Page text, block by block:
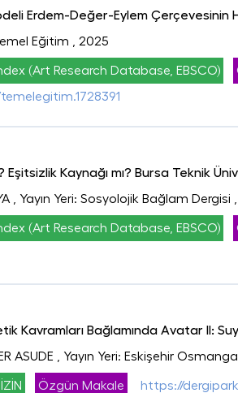
Erdem-Değer-Eylem Çerçevesinin
Eğitim , 2025
(Art Research Database, EBSCO)
Eşitsizlik Kaynağı mı? Bursa Teknik
, Yayın Yeri: Sosyolojik Bağlam Dergisi
(Art Research Database, EBSCO)
Kavramları Bağlamında Avatar II:
ASUDE
, Yayın Yeri: Eskişehir
Özgün Makale https://